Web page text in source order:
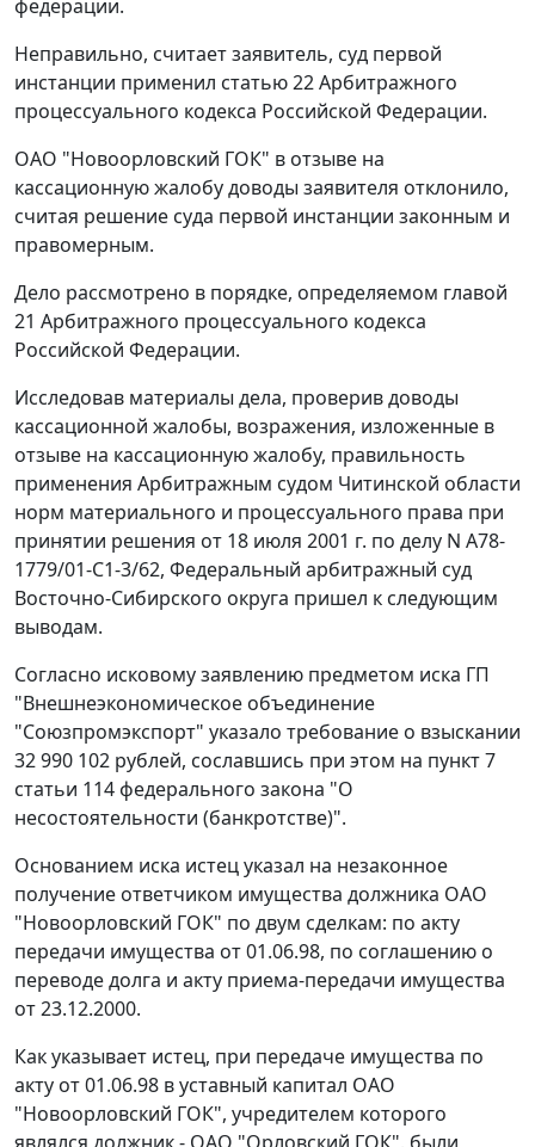
федерации.
Неправильно, считает заявитель, суд первой
инстанции применил статью 22Арбитражного
процессуального кодекса Российской Федерации.
ОАО "Новоорловский ГОК" в отзыве на
кассационную жалобу доводы заявителя отклонило,
считая решение суда первой инстанции законным и
правомерным.
Дело рассмотрено в порядке, определяемом главой
21 Арбитражного процессуального кодекса
Российской Федерации.
Исследовав материалы дела, проверив доводы
кассационной жалобы, возражения, изложенные в
отзыве на кассационную жалобу, правильность
применения Арбитражным судом Читинской области
норм материального и процессуального права при
принятии решения от 18 июля 2001 г. по делу N А78-
1779/01-С1-3/62, Федеральный арбитражный суд
Восточно-Сибирского округа пришел к следующим
выводам.
Согласно исковому заявлению предметом иска ГП
"Внешнеэкономическое объединение
"Союзпромэкспорт" указало требование о взыскании
32 990 102 рублей, сославшись при этом на пункт 7
статьи 114федерального закона "О
несостоятельности (банкротстве)".
Основанием иска истец указал на незаконное
получение ответчиком имущества должника ОАО
"Новоорловский ГОК" по двум сделкам: по акту
передачи имущества от 01.06.98, по соглашению о
переводе долга и акту приема-передачи имущества
от 23.12.2000.
Как указывает истец, при передаче имущества по
акту от 01.06.98 в уставный капитал ОАО
"Новоорловский ГОК", учредителем которого